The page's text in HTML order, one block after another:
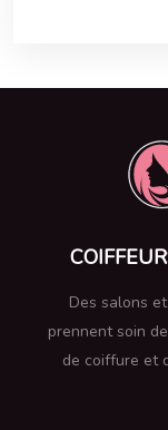
Des salons
prennent soin
de coiffure et